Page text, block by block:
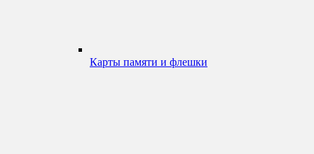
Карты памяти и флешки